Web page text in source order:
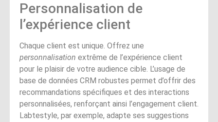
Personnalisation de
l’expérience client
Chaque client est unique. Offrez une
personnalisation extrême de l’expérience client
pour le plaisir de votre audience cible. L’usage de
base de données CRM robustes permet d’offrir des
recommandations spécifiques et des interactions
personnalisées, renforçant ainsi l’engagement client.
Labtestyle, par exemple, adapte ses suggestions